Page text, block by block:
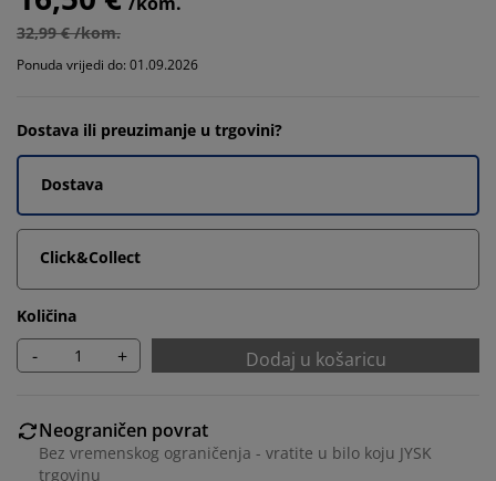
32,99 € /kom.
Ponuda vrijedi do: 01.09.2026
Dostava ili preuzimanje u trgovini?
Dostava
Click&Collect
Količina
- + Dodaj u košaricu
Neograničen povrat
Bez vremenskog ograničenja - vratite u bilo koju JYSK
trgovinu